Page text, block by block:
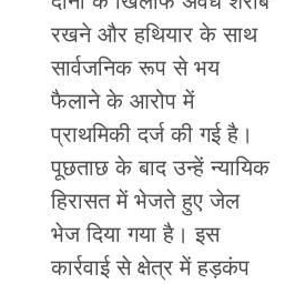
रखने और हथियार के साथ
सार्वजनिक रूप से भय
फैलाने के आरोप में
प्राथमिकी दर्ज की गई है।
पूछताछ के बाद उन्हें न्यायिक
हिरासत में भेजते हुए जेल
भेज दिया गया है। इस
कार्रवाई से क्षेत्र में हड़कंप